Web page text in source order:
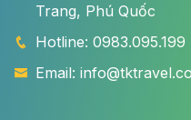
Trang, Phú Quốc
Hotline: 0983.095.199
Email: